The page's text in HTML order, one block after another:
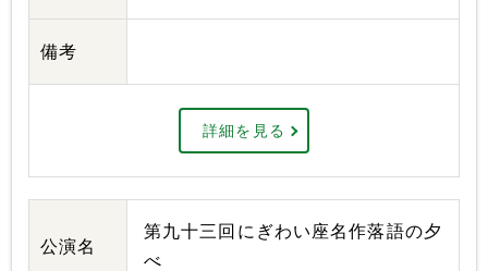
備考
詳細を見る
公演名
第九十三回にぎわい座名作落語の夕
べ